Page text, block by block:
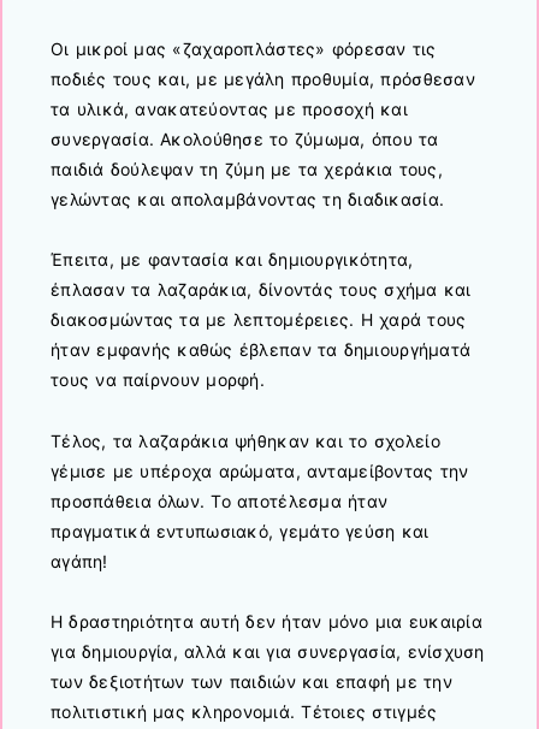
Οι μικροί μας «ζαχαροπλάστες» φόρεσαν τις
ποδιές τους και, με μεγάλη προθυμία, πρόσθεσαν
τα υλικά, ανακατεύοντας με προσοχή και
συνεργασία. Ακολούθησε το ζύμωμα, όπου τα
παιδιά δούλεψαν τη ζύμη με τα χεράκια τους,
γελώντας και απολαμβάνοντας τη διαδικασία.
Έπειτα, με φαντασία και δημιουργικότητα,
έπλασαν τα λαζαράκια, δίνοντάς τους σχήμα και
διακοσμώντας τα με λεπτομέρειες. Η χαρά τους
ήταν εμφανής καθώς έβλεπαν τα δημιουργήματά
τους να παίρνουν μορφή.
Τέλος, τα λαζαράκια ψήθηκαν και το σχολείο
γέμισε με υπέροχα αρώματα, ανταμείβοντας την
προσπάθεια όλων. Το αποτέλεσμα ήταν
πραγματικά εντυπωσιακό, γεμάτο γεύση και
αγάπη!
Η δραστηριότητα αυτή δεν ήταν μόνο μια ευκαιρία
για δημιουργία, αλλά και για συνεργασία, ενίσχυση
των δεξιοτήτων των παιδιών και επαφή με την
πολιτιστική μας κληρονομιά. Τέτοιες στιγμές